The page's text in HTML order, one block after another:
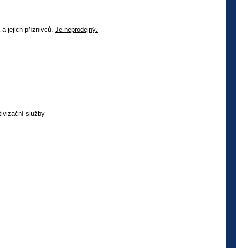
jejich příznivců. Je neprodejný.
služby